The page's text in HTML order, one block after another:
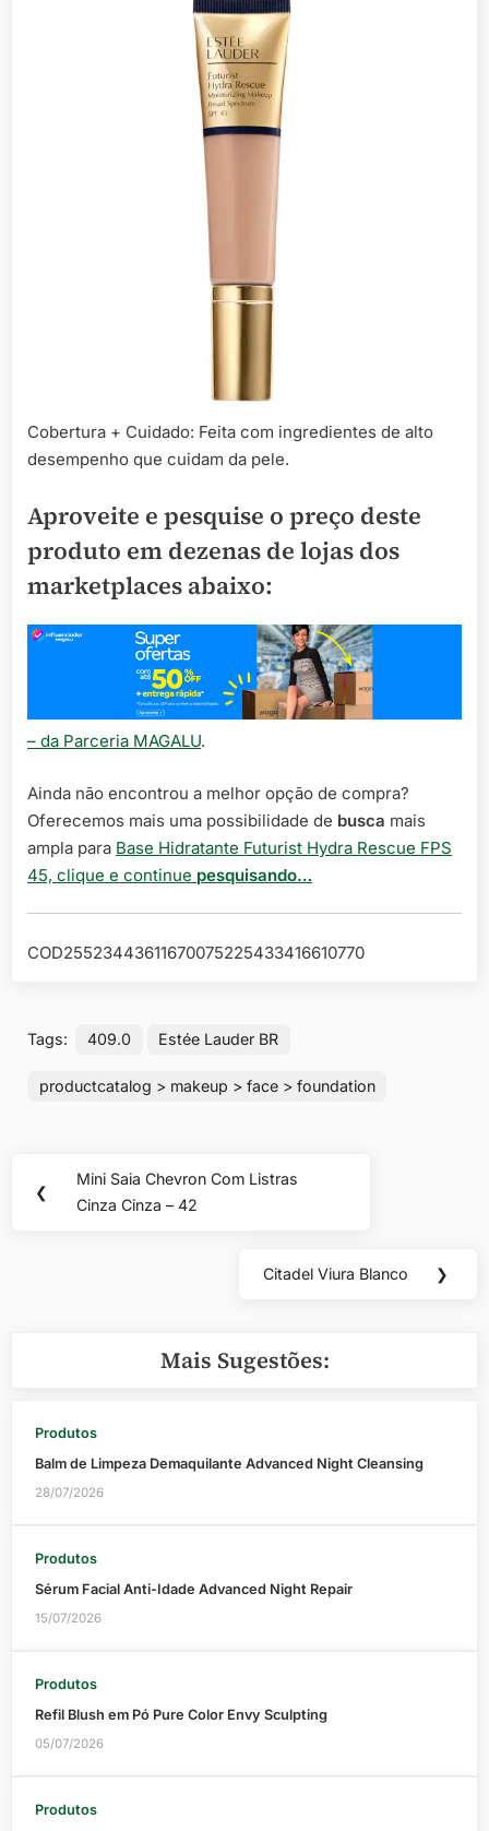
Cobertura + Cuidado: Feita com ingredientes de alto
desempenho que cuidam da pele.
Aproveite e pesquise o preço deste
produto em dezenas de lojas dos
marketplaces abaixo:
– da Parceria MAGALU.
Ainda não encontrou a melhor opção de compra?
Oferecemos mais uma possibilidade de busca mais
ampla para Base Hidratante Futurist Hydra Rescue FPS
45, clique e continue pesquisando…
COD25523443611670075225433416610770
Tags: 409.0 Estée Lauder BR
productcatalog > makeup > face > foundation
Navegação
de
❮
Previous
Post:
Mini Saia Chevron Com Listras
Cinza Cinza – 42
Next
Citadel Viura Blanco ❯
Mais Sugestões:
Produtos
Balm de Limpeza Demaquilante Advanced Night Cleansing
28/07/2026
Produtos
Sérum Facial Anti-Idade Advanced Night Repair
15/07/2026
Produtos
Refil Blush em Pó Pure Color Envy Sculpting
05/07/2026
Produtos